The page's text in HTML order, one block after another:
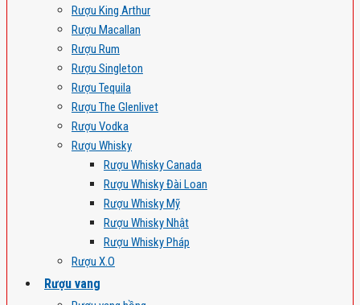
Rượu King Arthur
Rượu Macallan
Rượu Rum
Rượu Singleton
Rượu Tequila
Rượu The Glenlivet
Rượu Vodka
Rượu Whisky
Rượu Whisky Canada
Rượu Whisky Đài Loan
Rượu Whisky Mỹ
Rượu Whisky Nhật
Rượu Whisky Pháp
Rượu X.O
Rượu vang